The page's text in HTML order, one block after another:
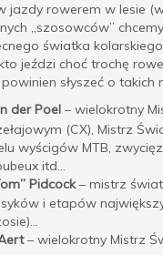
jazdy rowerem w lesie
„szosowców”
światka
jeździ choć trochę
słyszeć o takich
der Poel – wielokrotny
(CX), Mistrz
wyścigów MTB,
itd…
Pidcock– mistrz
i etapów
– wielokrotny Mistrz